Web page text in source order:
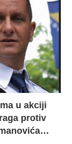
u akciji
protiv